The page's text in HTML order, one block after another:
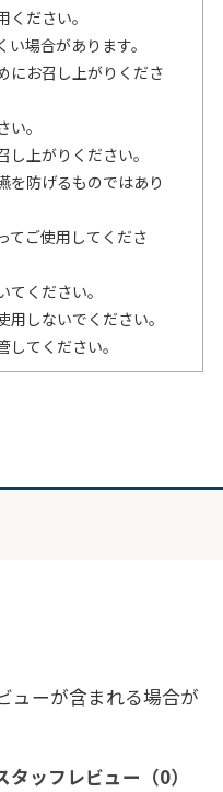
ださい。
場合があります。
にお召し上がりくださ
。
上がりください。
を防げるものではあり
てご使用してくださ
ください。
しないでください。
てください。
ューが含まれる場合が
タッフレビュー （0）